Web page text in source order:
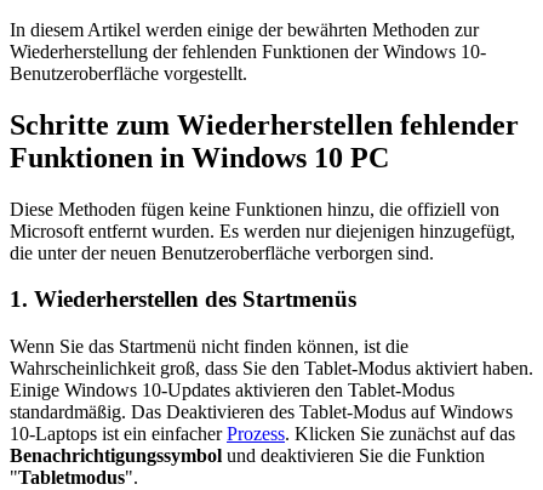
In diesem Artikel werden einige der bewährten Methoden zur
Wiederherstellung der fehlenden Funktionen der Windows 10-
Benutzeroberfläche vorgestellt.
Schritte zum Wiederherstellen fehlender
Funktionen in Windows 10 PC
Diese Methoden fügen keine Funktionen hinzu, die offiziell von
Microsoft entfernt wurden. Es werden nur diejenigen hinzugefügt,
die unter der neuen Benutzeroberfläche verborgen sind.
1. Wiederherstellen des Startmenüs
Wenn Sie das Startmenü nicht finden können, ist die
Wahrscheinlichkeit groß, dass Sie den Tablet-Modus aktiviert haben.
Einige Windows 10-Updates aktivieren den Tablet-Modus
standardmäßig. Das Deaktivieren des Tablet-Modus auf Windows
10-Laptops ist ein einfacherProzess. Klicken Sie zunächst auf das
Benachrichtigungssymbol und deaktivieren Sie die Funktion
"Tabletmodus".